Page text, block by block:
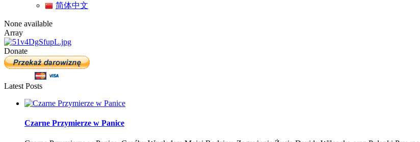
简体中文
None available
Array
Donate
Latest Posts
Czarne Przymierze w Panice